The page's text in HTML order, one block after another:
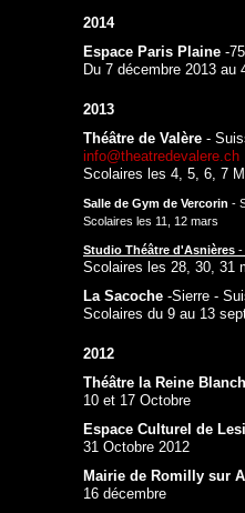
2014
Espace Paris Plaine -
Du 7 décembre 2013 au
2013
Théâtre de Valère -
info@theatredevalere.ch
Scolaires les 4, 5, 6, 7
Salle de Gym de Vercorin -
Scolaires les 11, 12 mars
Studio Théâtre d'Asnières -
Scolaires les 28, 30, 31
La Sacoche -Sierre -
Scolaires du 9 au 13
2012
Théâtre la Reine
10 et 17 Octobre
Espace Culturel de
31 Octobre 2012
Mairie de Romilly sur
16 décembre